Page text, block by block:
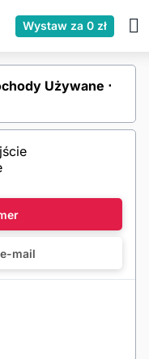
Wystaw za 0 zł
Używane ⋅
mail